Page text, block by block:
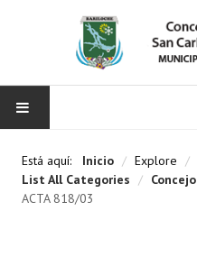
CONCEJO
Está aquí: Inicio / Explore /
List All Categories / Concejo
ACTA 818/03